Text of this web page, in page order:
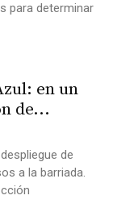
para determinar
en un
de...
de
a la barriada.